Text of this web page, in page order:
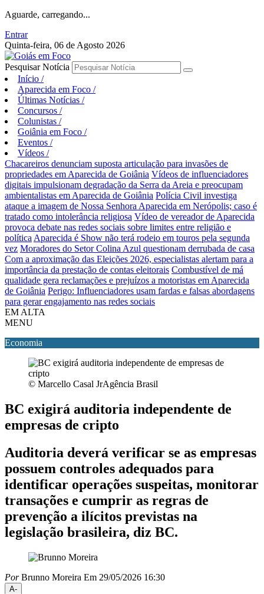
Aguarde, carregando...
Entrar
Quinta-feira, 06 de Agosto 2026
Pesquisar Notícia
Início /
Aparecida em Foco /
Últimas Notícias /
Concursos /
Colunistas /
Goiânia em Foco /
Eventos /
Vídeos /
Chacareiros denunciam suposta articulação para invasões de
propriedades em Aparecida de Goiânia Vídeos de influenciadores
digitais impulsionam degradação da Serra da Areia e preocupam
ambientalistas em Aparecida de Goiânia Polícia Civil investiga
ataque a imagem de Nossa Senhora Aparecida em Nerópolis; caso é
tratado como intolerância religiosa Vídeo de vereador de Aparecida
provoca debate nas redes sociais sobre limites entre religião e
política Aparecida é Show não terá rodeio em touros pela segunda
vez Moradores do Setor Colina Azul questionam derrubada de casa
Com a aproximação das Eleições 2026, especialistas alertam para a
importância da prestação de contas eleitorais Combustível de má
qualidade gera reclamações e prejuízos a motoristas em Aparecida
de Goiânia Perigo: Influenciadores usam fardas e falsas abordagens
para gerar engajamento nas redes sociais
EM ALTA
MENU
Economia
© Marcello Casal JrAgência Brasil
BC exigirá auditoria independente de
empresas de cripto
Auditoria deverá verificar se as empresas
possuem controles adequados para
identificar operações suspeitas, monitorar
transações e cumprir as regras de
prevenção a ilícitos previstas na
legislação brasileira, diz BC.
PorBrunno Moreira Em 29/05/2026 16:30
A-